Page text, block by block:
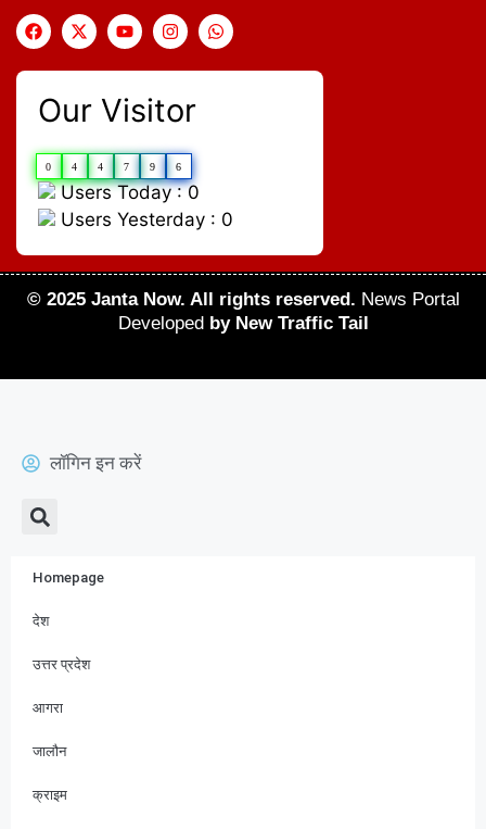
Our Visitor
0 4 4 7 9 6
Users Today : 0
Users Yesterday : 0
© 2025 Janta Now. All rights reserved. News Portal
Developed by New Traffic Tail
लॉगिन इन करें
Homepage
देश
उत्तर प्रदेश
आगरा
जालौन
क्राइम